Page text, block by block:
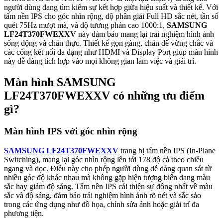
người dùng đang tìm kiếm sự kết hợp giữa hiệu suất và thiết kế. Với
tấm nền IPS cho góc nhìn rộng, độ phân giải Full HD sắc nét, tần số
quét 75Hz mượt mà, và độ tương phản cao 1000:1, SAMSUNG
LF24T370FWEXXV này đảm bảo mang lại trải nghiệm hình ảnh
sống động và chân thực. Thiết kế gọn gàng, chân đế vững chắc và
các cổng kết nối đa dạng như HDMI và Display Port giúp màn hình
này dễ dàng tích hợp vào mọi không gian làm việc và giải trí.
Màn hình SAMSUNG
LF24T370FWEXXV có những ưu điểm
gì?
Màn hình IPS với góc nhìn rộng
SAMSUNG LF24T370FWEXXV trang bị tấm nền IPS (In-Plane
Switching), mang lại góc nhìn rộng lên tới 178 độ cả theo chiều
ngang và dọc. Điều này cho phép người dùng dễ dàng quan sát từ
nhiều góc độ khác nhau mà không gặp hiện tượng biến dạng màu
sắc hay giảm độ sáng. Tấm nền IPS cải thiện sự đồng nhất về màu
sắc và độ sáng, đảm bảo trải nghiệm hình ảnh rõ nét và sắc sảo
trong các ứng dụng như đồ họa, chỉnh sửa ảnh hoặc giải trí đa
phương tiện.